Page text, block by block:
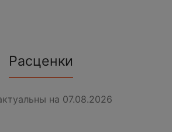
Расценки
на 07.08.2026